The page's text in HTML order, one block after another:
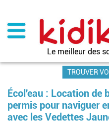
contenu
principal
Le meilleur des
TROUVER
Écol'eau : Location de
permis pour naviguer
avec les Vedettes